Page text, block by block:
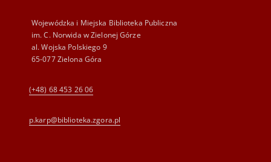
Wojewódzka i Miejska Biblioteka Publiczna
im. C. Norwida w Zielonej Górze
al. Wojska Polskiego 9
65-077 Zielona Góra
(+48) 68 453 26 06
p.karp@biblioteka.zgora.pl